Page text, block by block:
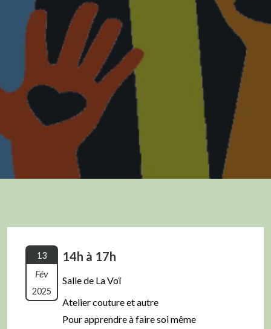
13
Fév
2025
14h à 17h
Salle de La Voï
Atelier couture et autre
Pour apprendre à faire soi même